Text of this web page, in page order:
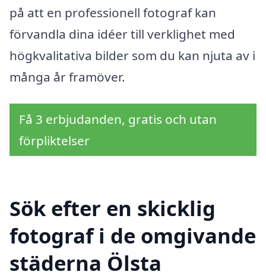
på att en professionell fotograf kan
förvandla dina idéer till verklighet med
högkvalitativa bilder som du kan njuta av i
många år framöver.
Få 3 erbjudanden, gratis och utan
förpliktelser
Sök efter en skicklig
fotograf i de omgivande
städerna Ölsta